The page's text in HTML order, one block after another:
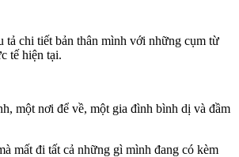
tả chi tiết bản thân mình với những cụm từ
tế hiện tại.
một nơi để về, một gia đình bình dị và đầm
mất đi tất cả những gì mình đang có kèm